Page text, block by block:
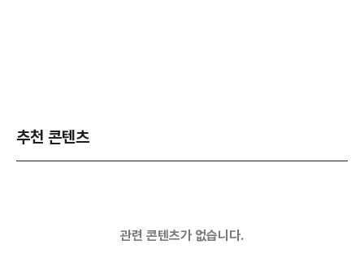
추천 콘텐츠
관련 콘텐츠가 없습니다.